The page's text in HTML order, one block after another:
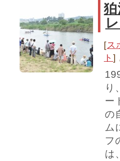
[ス
ト ]
り
ー
の
ム
フ
は